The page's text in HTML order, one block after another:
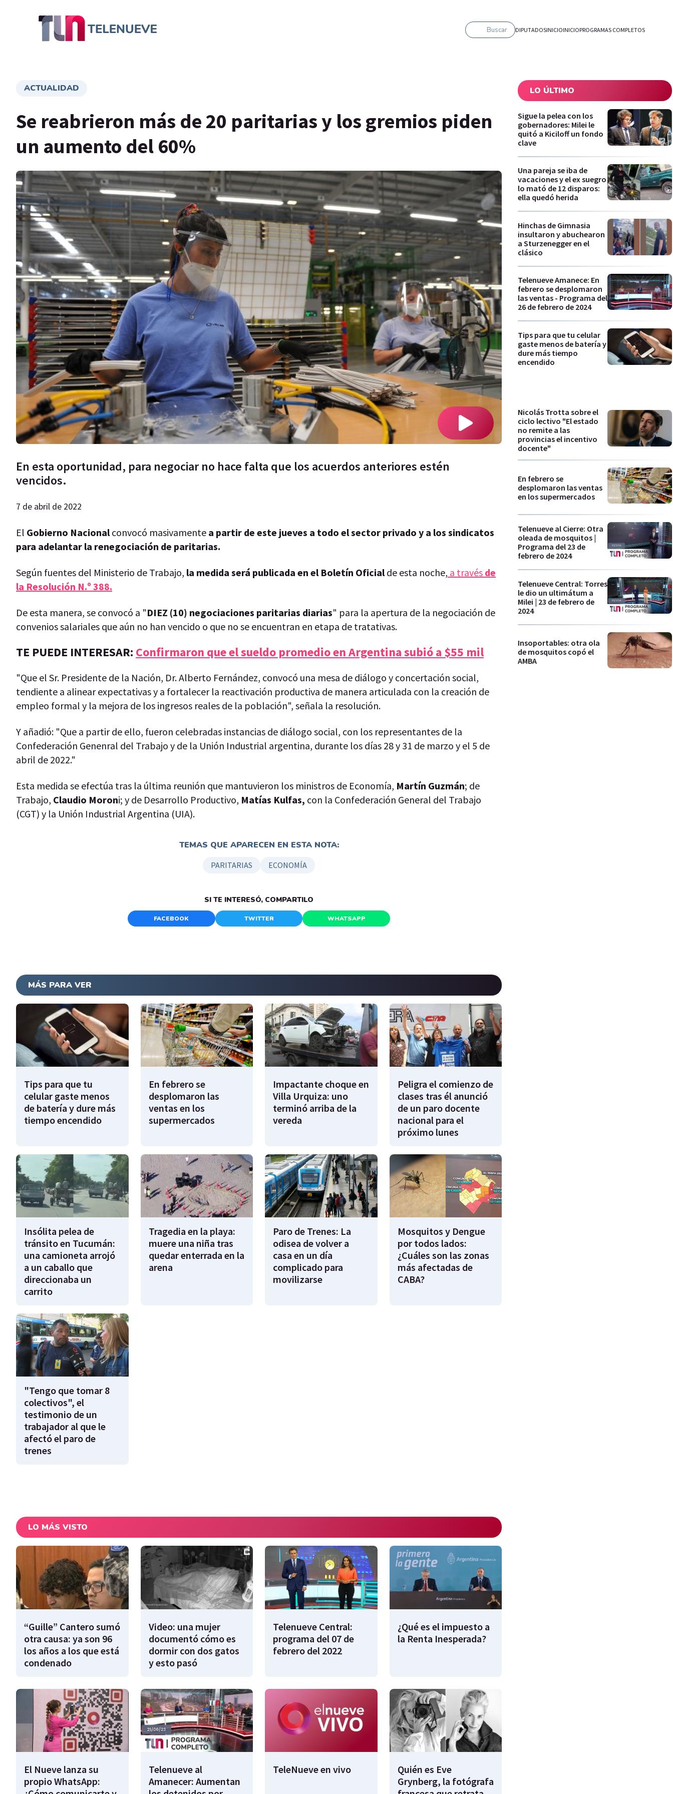
Buscar DIPUTADOSINICIOINICIOPROGRAMAS COMPLETOS
ACTUALIDAD
Se reabrieron más de 20 paritarias y los gremios piden
un aumento del 60%
En esta oportunidad, para negociar no hace falta que los acuerdos anteriores estén
vencidos.
7 de abril de 2022
El Gobierno Nacional convocó masivamente a partir de este jueves a todo el sector privado y a los sindicatos
para adelantar la renegociación de paritarias.
Según fuentes del Ministerio de Trabajo, la medida será publicada en el Boletín Oficial de esta noche, a través de
la Resolución N.º 388.
De esta manera, se convocó a "DIEZ (10) negociaciones paritarias diarias" para la apertura de la negociación de
convenios salariales que aún no han vencido o que no se encuentran en etapa de tratativas.
TE PUEDE INTERESAR: Confirmaron que el sueldo promedio en Argentina subió a $55 mil
"Que el Sr. Presidente de la Nación, Dr. Alberto Fernández, convocó una mesa de diálogo y concertación social,
tendiente a alinear expectativas y a fortalecer la reactivación productiva de manera articulada con la creación de
empleo formal y la mejora de los ingresos reales de la población", señala la resolución.
Y añadió: "Que a partir de ello, fueron celebradas instancias de diálogo social, con los representantes de la
Confederación Genenral del Trabajo y de la Unión Industrial argentina, durante los días 28 y 31 de marzo y el 5 de
abril de 2022."
Esta medida se efectúa tras la última reunión que mantuvieron los ministros de Economía, Martín Guzmán; de
Trabajo, Claudio Moroni; y de Desarrollo Productivo, Matías Kulfas, con la Confederación General del Trabajo
(CGT) y la Unión Industrial Argentina (UIA).
TEMAS QUE APARECEN EN ESTA NOTA:
PARITARIAS ECONOMÍA
SI TE INTERESÓ, COMPARTILO
FACEBOOK TWITTER WHATSAPP
MÁS PARA VER
Tips para que tu
celular gaste menos
de batería y dure más
tiempo encendido
En febrero se
desplomaron las
ventas en los
supermercados
Impactante choque en
Villa Urquiza: uno
terminó arriba de la
vereda
Peligra el comienzo de
clases tras él anunció
de un paro docente
nacional para el
próximo lunes
Insólita pelea de
tránsito en Tucumán:
una camioneta arrojó
a un caballo que
direccionaba un
carrito
Tragedia en la playa:
muere una niña tras
quedar enterrada en la
arena
Paro de Trenes: La
odisea de volver a
casa en un día
complicado para
movilizarse
Mosquitos y Dengue
por todos lados:
¿Cuáles son las zonas
más afectadas de
CABA?
"Tengo que tomar 8
colectivos", el
testimonio de un
trabajador al que le
afectó el paro de
trenes
LO MÁS VISTO
“Guille” Cantero sumó
otra causa: ya son 96
los años a los que está
condenado
Video: una mujer
documentó cómo es
dormir con dos gatos
y esto pasó
Telenueve Central:
programa del 07 de
febrero del 2022
¿Qué es el impuesto a
la Renta Inesperada?
El Nueve lanza su
propio WhatsApp:
Telenueve al
Amanecer: Aumentan
TeleNueve en vivo
Quién es Eve
Grynberg, la fotógrafa
LO ÚLTIMO
Sigue la pelea con los
gobernadores: Milei le
quitó a Kiciloff un fondo
clave
Una pareja se iba de
vacaciones y el ex suegro
lo mató de 12 disparos:
ella quedó herida
Hinchas de Gimnasia
insultaron y abuchearon
a Sturzenegger en el
clásico
Telenueve Amanece: En
febrero se desplomaron
las ventas - Programa del
26 de febrero de 2024
Tips para que tu celular
gaste menos de batería y
dure más tiempo
encendido
Nicolás Trotta sobre el
ciclo lectivo "El estado
no remite a las
provincias el incentivo
docente"
En febrero se
desplomaron las ventas
en los supermercados
Telenueve al Cierre: Otra
oleada de mosquitos |
Programa del 23 de
febrero de 2024
Telenueve Central: Torres
le dio un ultimátum a
Milei | 23 de febrero de
2024
Insoportables: otra ola
de mosquitos copó el
AMBA